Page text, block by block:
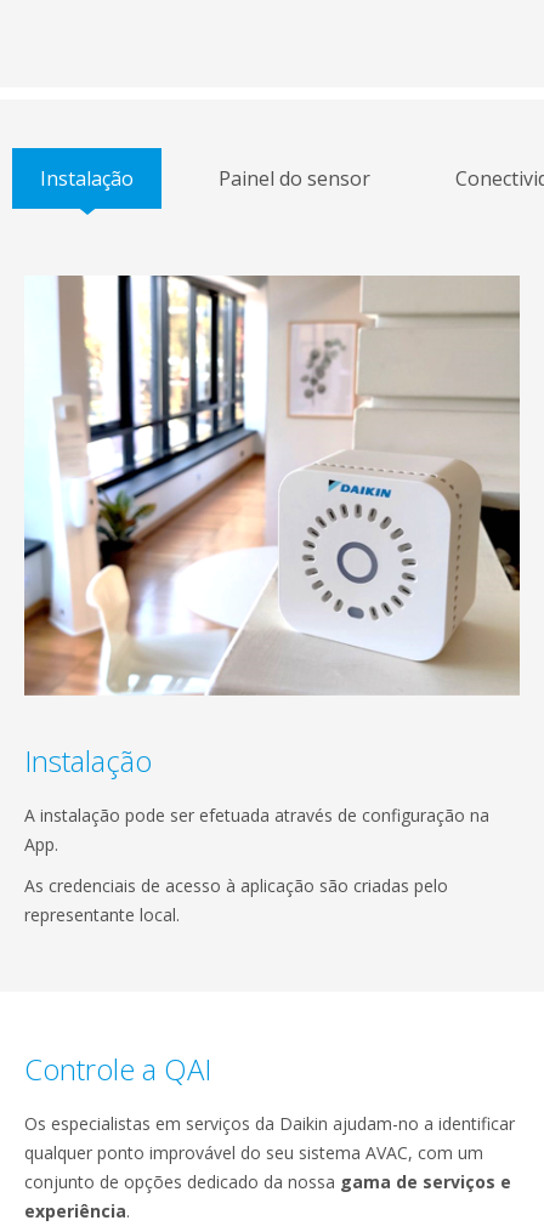
Instalação Painel do sensor
Instalação
A instalação pode ser efetuada através de configuração na
App.
As credenciais de acesso à aplicação são criadas pelo
representante local.
Controle a QAI
Os especialistas em serviços da Daikin ajudam-no a identificar
qualquer ponto improvável do seu sistema AVAC, com um
conjunto de opções dedicado da nossa gama de serviços e
experiência.